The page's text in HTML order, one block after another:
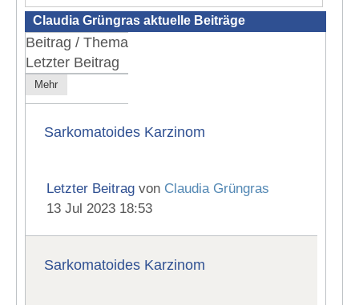
Seite: 1
Claudia Grüngras aktuelle Beiträge
Beitrag / Thema
Letzter Beitrag
Mehr
Sarkomatoides Karzinom
Letzter Beitrag von Claudia Grüngras
13 Jul 2023 18:53
Sarkomatoides Karzinom